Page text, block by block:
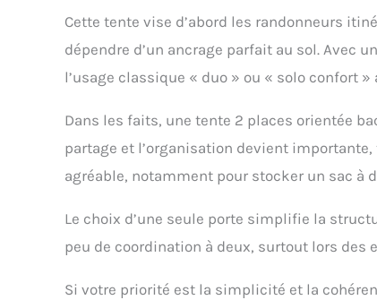
Cette tente vise d’abord les randonneurs
dépendre d’un ancrage parfait au sol. Avec
l’usage classique « duo » ou « solo confort
Dans les faits, une tente 2 places orientée
partage et l’organisation devient
agréable, notamment pour stocker un sac à
Le choix d’une seule porte simplifie la
peu de coordination à deux, surtout lors des
Si votre priorité est la simplicité et la